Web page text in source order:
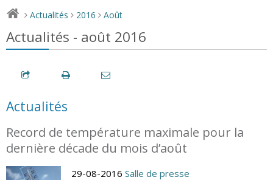
> Actualités > 2016 > Août
Actualités - août 2016
Actualités
Record de température maximale pour la
dernière décade du mois d’août
29-08-2016 Salle de presse